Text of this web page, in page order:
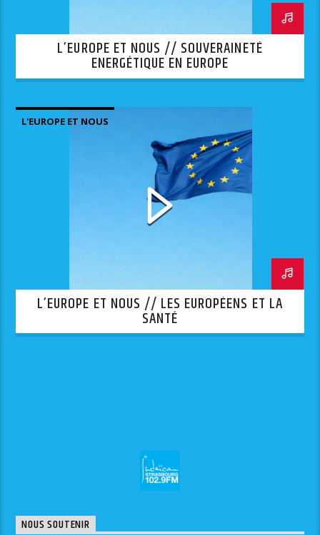
L’EUROPE ET NOUS // SOUVERAINETÉ
ENERGÉTIQUE EN EUROPE
L'EUROPE ET NOUS
L’EUROPE ET NOUS // LES EUROPÉENS ET LA
SANTÉ
NOUS SOUTENIR